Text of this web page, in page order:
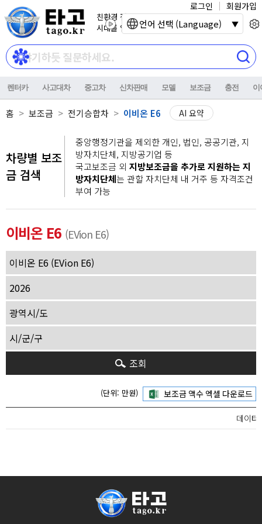
친환경 전기자동차
시대를 열어갑니다.
로그인 회원가입
렌터카 사고대차 중고차 신차판매 모델 보조금 충전 이
홈 보조금 전기승합차 이비온 E6 AI 요약
차량별 보조
금 검색
중앙행정기관을 제외한 개인, 법인, 공공기관, 지
방자치단체, 지방공기업 등
국고보조금 외 지방보조금을 추가로 지원하는 지
방자치단체는 관할 자치단체 내 거주 등 자격조건
부여 가능
이비온 E6 (EVion E6)
조회
(단위: 만원)
데이터
언어 선택 (Language)